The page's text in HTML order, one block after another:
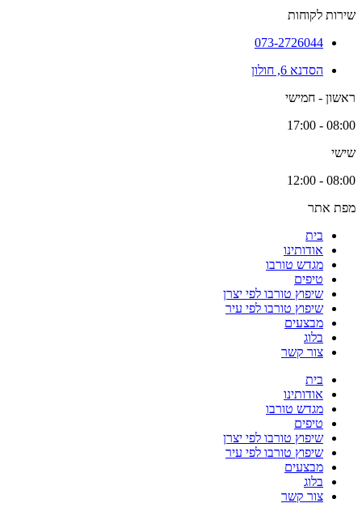
שירות לקוחות
073-2726044
הסדנא 6, חולון
ראשון - חמישי
08:00 - 17:00
שישי
08:00 - 12:00
מפת אתר
בית
אודותינו
מגדש טורבו
טיפים
שיפוץ טורבו לפי יצרן
שיפוץ טורבו לפי עיר
מבצעים
בלוג
צור קשר
בית
אודותינו
מגדש טורבו
טיפים
שיפוץ טורבו לפי יצרן
שיפוץ טורבו לפי עיר
מבצעים
בלוג
צור קשר